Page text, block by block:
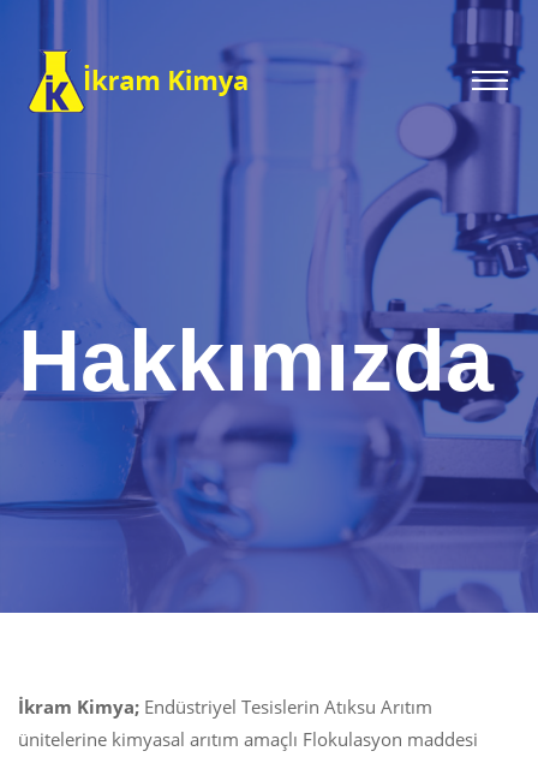
Hakkımızda
İkram Kimya; Endüstriyel Tesislerin Atıksu Arıtım
ünitelerine kimyasal arıtım amaçlı Flokulasyon maddesi